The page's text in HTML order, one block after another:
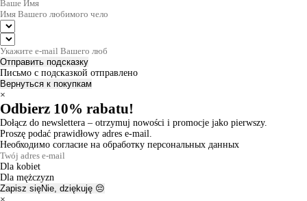
Отправить подсказку
Письмо с подсказкой отправлено
Вернуться к покупкам
×
Odbierz 10% rabatu!
Dołącz do newslettera – otrzymuj nowości i promocje jako pierwszy.
Proszę podać prawidłowy adres e-mail.
Необходимо согласие на обработку персональных данных
Dla kobiet
Dla mężczyzn
Zapisz sięNie, dziękuję 😔